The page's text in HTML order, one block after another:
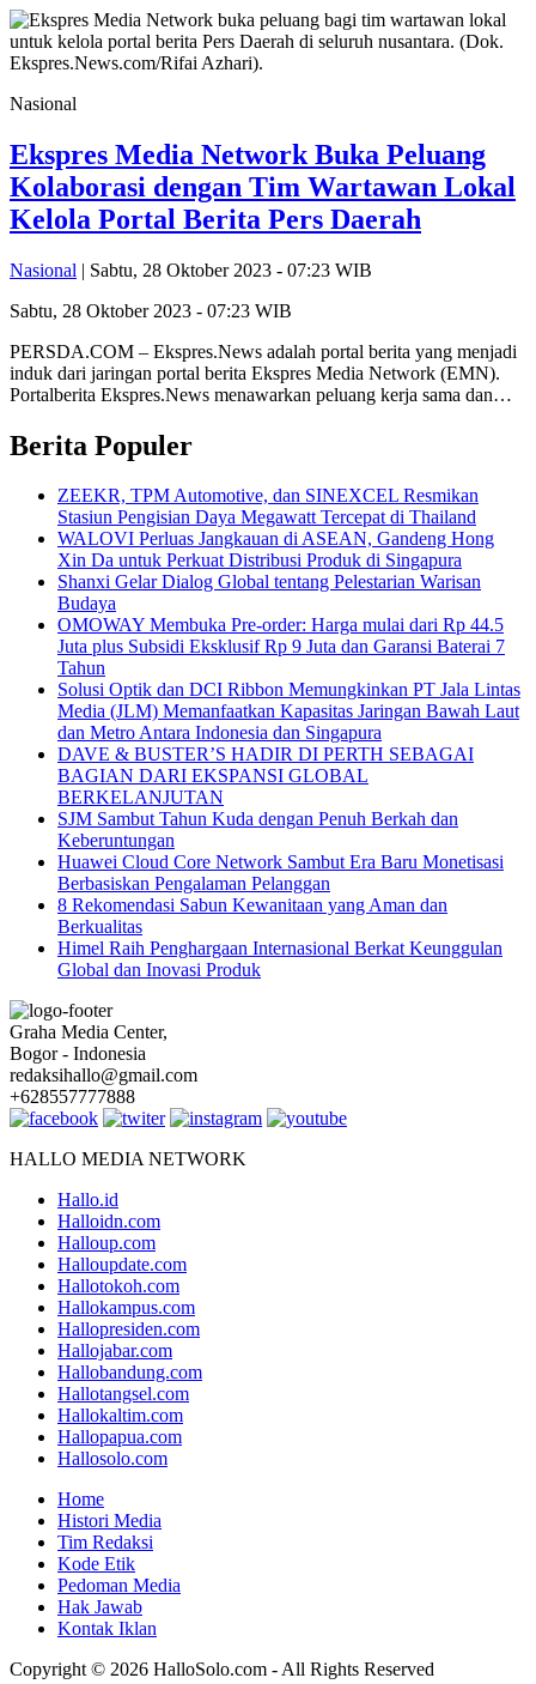
Nasional
Ekspres Media Network Buka Peluang
Kolaborasi dengan Tim Wartawan Lokal
Kelola Portal Berita Pers Daerah
Nasional | Sabtu, 28 Oktober 2023 - 07:23 WIB
Sabtu, 28 Oktober 2023 - 07:23 WIB
PERSDA.COM – Ekspres.News adalah portal berita yang menjadi
induk dari jaringan portal berita Ekspres Media Network (EMN).
Portalberita Ekspres.News menawarkan peluang kerja sama dan…
Berita Populer
ZEEKR, TPM Automotive, dan SINEXCEL Resmikan
Stasiun Pengisian Daya Megawatt Tercepat di Thailand
WALOVI Perluas Jangkauan di ASEAN, Gandeng Hong
Xin Da untuk Perkuat Distribusi Produk di Singapura
Shanxi Gelar Dialog Global tentang Pelestarian Warisan
Budaya
OMOWAY Membuka Pre-order: Harga mulai dari Rp 44.5
Juta plus Subsidi Eksklusif Rp 9 Juta dan Garansi Baterai 7
Tahun
Solusi Optik dan DCI Ribbon Memungkinkan PT Jala Lintas
Media (JLM) Memanfaatkan Kapasitas Jaringan Bawah Laut
dan Metro Antara Indonesia dan Singapura
DAVE & BUSTER’S HADIR DI PERTH SEBAGAI
BAGIAN DARI EKSPANSI GLOBAL
BERKELANJUTAN
SJM Sambut Tahun Kuda dengan Penuh Berkah dan
Keberuntungan
Huawei Cloud Core Network Sambut Era Baru Monetisasi
Berbasiskan Pengalaman Pelanggan
8 Rekomendasi Sabun Kewanitaan yang Aman dan
Berkualitas
Himel Raih Penghargaan Internasional Berkat Keunggulan
Global dan Inovasi Produk
Graha Media Center,
Bogor - Indonesia
redaksihallo@gmail.com
+628557777888
HALLO MEDIA NETWORK
Hallo.id
Halloidn.com
Halloup.com
Halloupdate.com
Hallotokoh.com
Hallokampus.com
Hallopresiden.com
Hallojabar.com
Hallobandung.com
Hallotangsel.com
Hallokaltim.com
Hallopapua.com
Hallosolo.com
Home
Histori Media
Tim Redaksi
Kode Etik
Pedoman Media
Hak Jawab
Kontak Iklan
Copyright © 2026 HalloSolo.com - All Rights Reserved